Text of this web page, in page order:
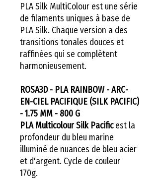
PLA Silk MultiColour est une série
de filaments uniques à base de
PLA Silk. Chaque version a des
transitions tonales douces et
raffinées qui se complètent
harmonieusement.
ROSA3D - PLA RAINBOW - ARC-
EN-CIEL PACIFIQUE (SILK PACIFIC)
- 1.75 MM - 800 G
PLA Multicolour Silk Pacificest la
profondeur du bleu marine
illuminé de nuances de bleu acier
et d'argent. Cycle de couleur
170g.